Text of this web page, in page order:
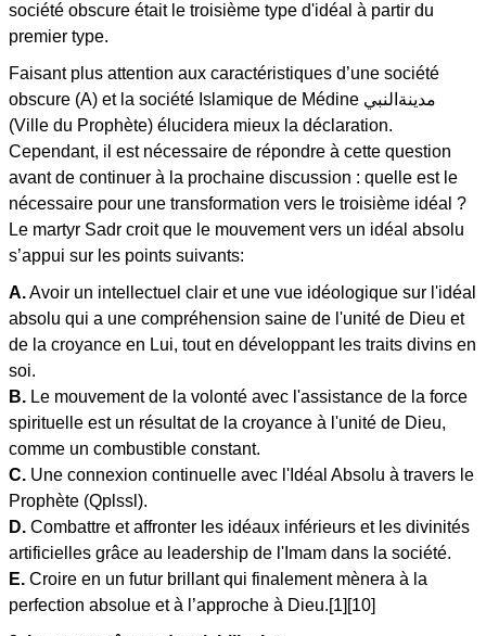
société obscure était le troisième type d'idéal à partir du
premier type.
Faisant plus attention aux caractéristiques d’une société
obscure (A) et la société Islamique de Médine مدينةالنبي
(Ville du Prophète) élucidera mieux la déclaration.
Cependant, il est nécessaire de répondre à cette question
avant de continuer à la prochaine discussion : quelle est le
nécessaire pour une transformation vers le troisième idéal ?
Le martyr Sadr croit que le mouvement vers un idéal absolu
s’appui sur les points suivants:
A.Avoir un intellectuel clair et une vue idéologique sur l'idéal
absolu qui a une compréhension saine de l'unité de Dieu et
de la croyance en Lui, tout en développant les traits divins en
soi.
B. Le mouvement de la volonté avec l'assistance de la force
spirituelle est un résultat de la croyance à l'unité de Dieu,
comme un combustible constant.
C. Une connexion continuelle avec l'Idéal Absolu à travers le
Prophète (Qplssl).
D. Combattre et affronter les idéaux inférieurs et les divinités
artificielles grâce au leadership de l'Imam dans la société.
E. Croire en un futur brillant qui finalement mènera à la
perfection absolue et à l’approche à Dieu.[1][10]